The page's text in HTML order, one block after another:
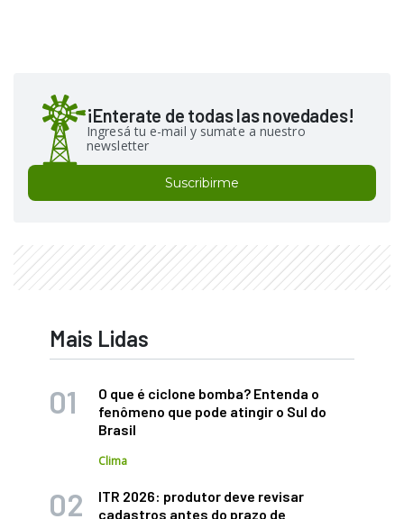
¡Enterate de todas las novedades!
Ingresá tu e-mail y sumate a nuestro
newsletter
Suscribirme
Mais Lidas
O que é ciclone bomba? Entenda o
fenômeno que pode atingir o Sul do
Brasil
Clima
ITR 2026: produtor deve revisar
cadastros antes do prazo de